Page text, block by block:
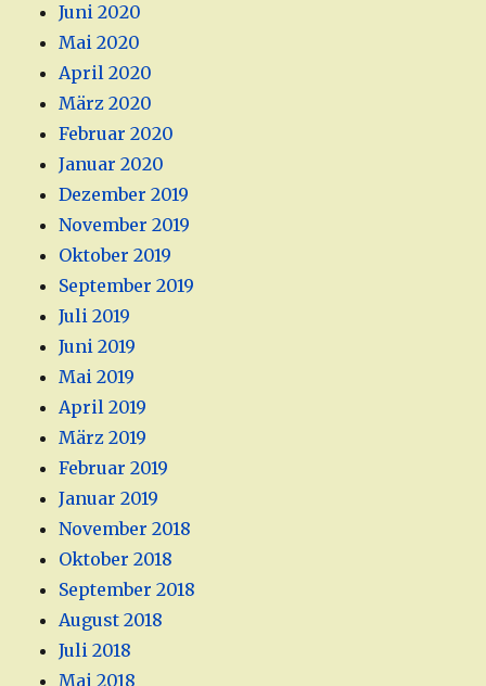
Juni 2020
Mai 2020
April 2020
März 2020
Februar 2020
Januar 2020
Dezember 2019
November 2019
Oktober 2019
September 2019
Juli 2019
Juni 2019
Mai 2019
April 2019
März 2019
Februar 2019
Januar 2019
November 2018
Oktober 2018
September 2018
August 2018
Juli 2018
Mai 2018